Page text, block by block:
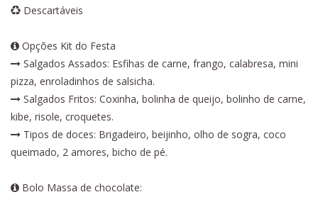
Descartáveis
Opções Kit do Festa
Salgados Assados: Esfihas de carne, frango, calabresa, mini
pizza, enroladinhos de salsicha.
Salgados Fritos: Coxinha, bolinha de queijo, bolinho de carne,
kibe, risole, croquetes.
Tipos de doces: Brigadeiro, beijinho, olho de sogra, coco
queimado, 2 amores, bicho de pé.
Bolo Massa de chocolate: